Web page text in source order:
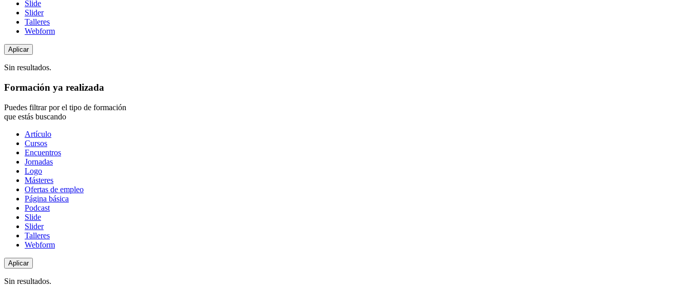
Slide
Slider
Talleres
Webform
Sin resultados.
Formación ya realizada
Puedes filtrar por el tipo de formación
que estás buscando
Tipo
contenido
Artículo
Cursos
Encuentros
Jornadas
Logo
Másteres
Ofertas de empleo
Página básica
Podcast
Slide
Slider
Talleres
Webform
Sin resultados.